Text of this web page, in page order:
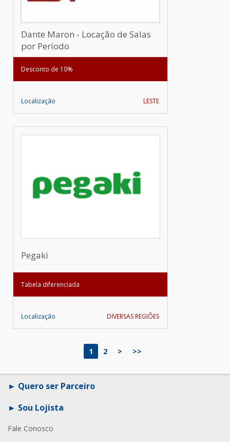
Dante Maron - Locação de Salas
por Período
Desconto de 10%
Localização LESTE
Pegaki
Tabela diferenciada
Localização DIVERSAS REGIÕES
1 2 > >>
Quero ser Parceiro
Sou Lojista
Fale Conosco